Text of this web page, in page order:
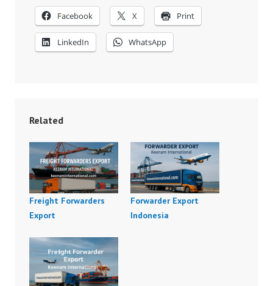
Facebook X Print
LinkedIn WhatsApp
Related
Freight Forwarders
Export
Forwarder Export
Indonesia